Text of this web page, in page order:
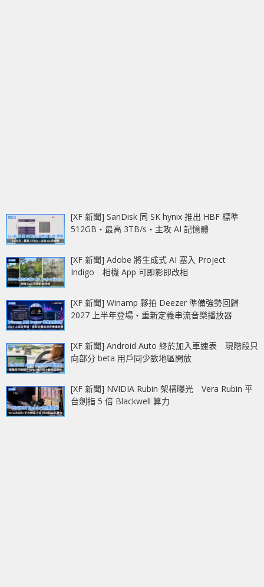
[XF 新聞] SanDisk 同 SK hynix 推出 HBF 標準
512GB‧最高 3TB/s‧主攻 AI 記憶體
[XF 新聞] Adobe 將生成式 AI 塞入 Project
Indigo 相機 App 可即影即改相
[XF 新聞] Winamp 夥拍 Deezer 準備強勢回歸
2027 上半年登場‧重新定義串流音樂播放器
[XF 新聞] Android Auto 終於加入車速表 現階段只
向部分 beta 用戶同少數地區開放
[XF 新聞] NVIDIA Rubin 架構曝光 Vera Rubin 平
台劍指 5 倍 Blackwell 算力